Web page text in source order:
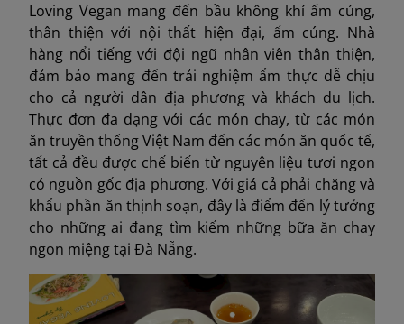
Loving Vegan mang đến bầu không khí ấm cúng,
thân thiện với nội thất hiện đại, ấm cúng. Nhà
hàng nổi tiếng với đội ngũ nhân viên thân thiện,
đảm bảo mang đến trải nghiệm ẩm thực dễ chịu
cho cả người dân địa phương và khách du lịch.
Thực đơn đa dạng với các món chay, từ các món
ăn truyền thống Việt Nam đến các món ăn quốc tế,
tất cả đều được chế biến từ nguyên liệu tươi ngon
có nguồn gốc địa phương. Với giá cả phải chăng và
khẩu phần ăn thịnh soạn, đây là điểm đến lý tưởng
cho những ai đang tìm kiếm những bữa ăn chay
ngon miệng tại Đà Nẵng.